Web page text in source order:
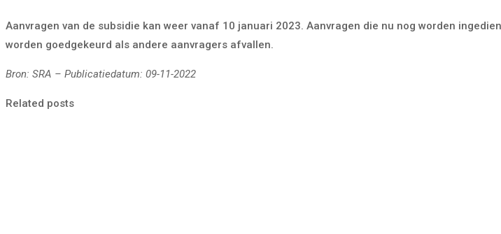
Aanvragen van de subsidie kan weer vanaf 10 januari 2023. Aanvragen die nu nog worden
worden goedgekeurd als andere aanvragers afvallen.
Bron: SRA – Publicatiedatum: 09-11-2022
Related posts